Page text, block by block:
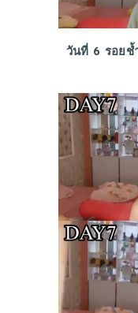
วันที่ 6 รอยช้